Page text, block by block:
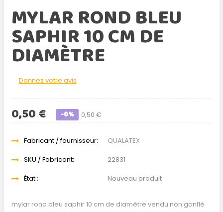
MYLAR ROND BLEU
SAPHIR 10 CM DE
DIAMÈTRE
Donnez votre avis
0,50 €
0,50 € -0%
Fabricant / fournisseur:
QUALATEX
SKU / Fabricant:
22831
État :
Nouveau produit
mylar rond bleu saphir 10 cm de diamètre vendu non gonflé